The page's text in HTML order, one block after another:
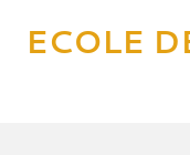
ECOLE